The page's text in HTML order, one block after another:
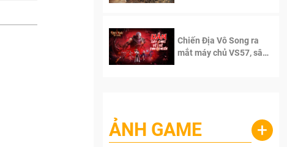
Chiến Địa Vô Song ra
mắt máy chủ VS57, sân
ẢNH GAME +
Lala Croft vừa nóng vừa xinh dưới nét vẽ